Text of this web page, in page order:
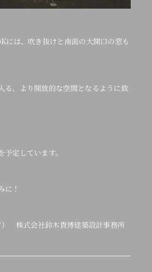
には、吹き抜けと南面の大開口の窓も
る、より開放的な空間となるように致
定しています。
に！
） 株式会社鈴木貴博建築設計事務所